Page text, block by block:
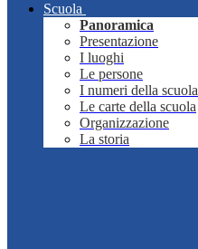
Scuola
Panoramica
Presentazione
I luoghi
Le persone
I numeri della scuola
Le carte della scuola
Organizzazione
La storia